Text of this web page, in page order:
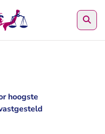
hoogste